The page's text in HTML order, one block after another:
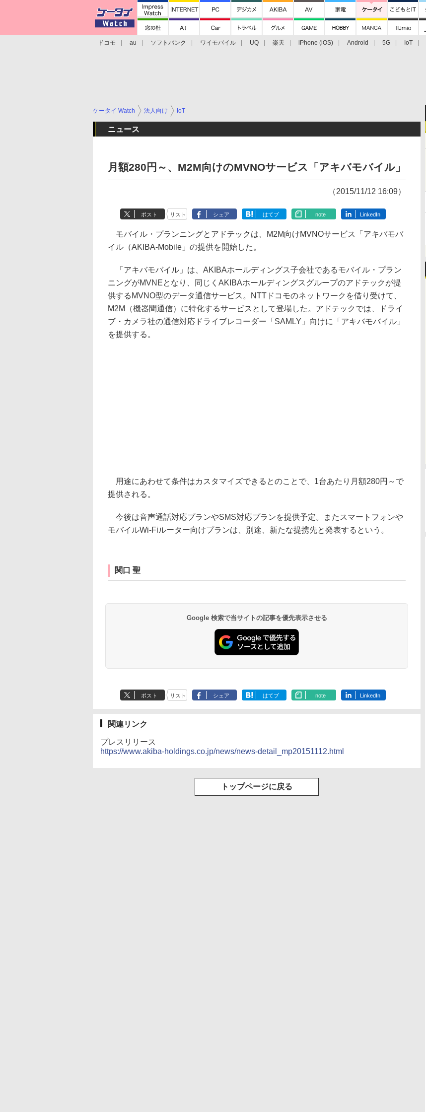
ドコモ au ソフトバンク ワイモバイル UQ 楽天 iPhone (iOS) Android 5G IoT
ケータイ Watch 法人向け IoT
ニュース
月額280円～、M2M向けのMVNOサービス「アキバモバイル」
（2015/11/12 16:09）
ポスト リスト シェア はてブ note LinkedIn
モバイル・プランニングとアドテックは、M2M向けMVNOサービス「アキバモバ
イル（AKIBA-Mobile」の提供を開始した。
「アキバモバイル」は、AKIBAホールディングス子会社であるモバイル・プラン
ニングがMVNEとなり、同じくAKIBAホールディングスグループのアドテックが提
供するMVNO型のデータ通信サービス。NTTドコモのネットワークを借り受けて、
M2M（機器間通信）に特化するサービスとして登場した。アドテックでは、ドライ
ブ・カメラ社の通信対応ドライブレコーダー「SAMLY」向けに「アキバモバイル」
を提供する。
用途にあわせて条件はカスタマイズできるとのことで、1台あたり月額280円～で
提供される。
今後は音声通話対応プランやSMS対応プランを提供予定。またスマートフォンや
モバイルWi-Fiルーター向けプランは、別途、新たな提携先と発表するという。
関口 聖
Google 検索で当サイトの記事を優先表示させる
ポスト リスト シェア はてブ note LinkedIn
関連リンク
プレスリリース
https://www.akiba-holdings.co.jp/news/news-detail_mp20151112.html
トップページに戻る